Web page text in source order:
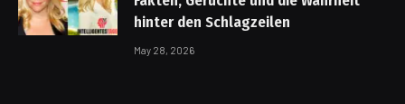
hinter den Schlagzeilen
May 28, 2026